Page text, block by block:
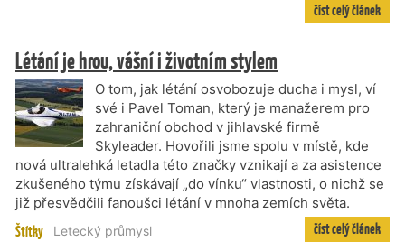
číst celý článek
Létání je hrou, vášní i životním stylem
O tom, jak létání osvobozuje ducha i mysl, ví
své i Pavel Toman, který je manažerem pro
zahraniční obchod v jihlavské firmě
Skyleader. Hovořili jsme spolu v místě, kde
nová ultralehká letadla této značky vznikají a za asistence
zkušeného týmu získávají „do vínku“ vlastnosti, o nichž se
již přesvědčili fanoušci létání v mnoha zemích světa.
Štítky Letecký průmysl číst celý článek